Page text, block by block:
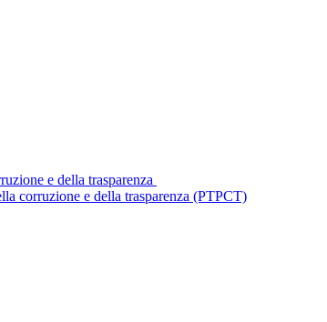
e della trasparenza
corruzione e della trasparenza (PTPCT)